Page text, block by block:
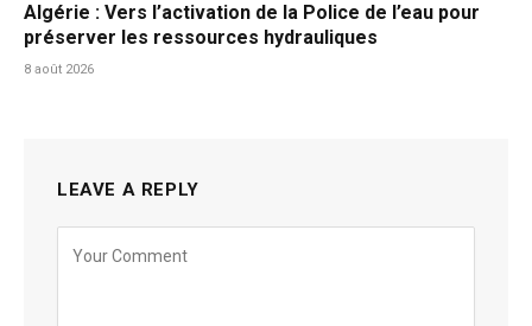
Algérie : Vers l’activation de la Police de l’eau pour
préserver les ressources hydrauliques
8 août 2026
LEAVE A REPLY